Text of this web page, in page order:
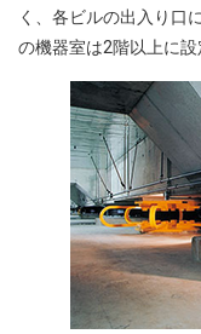
く、各ビルの出入り口
の機器室は2階以上に設